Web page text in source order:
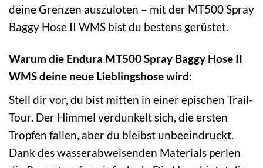
deine Grenzen auszuloten – mit der MT500 Spray
Baggy Hose II WMS bist du bestens gerüstet.
Warum die Endura MT500 Spray Baggy Hose II
WMS deine neue Lieblingshose wird:
Stell dir vor, du bist mitten in einer epischen Trail-
Tour. Der Himmel verdunkelt sich, die ersten
Tropfen fallen, aber du bleibst unbeeindruckt.
Dank des wasserabweisenden Materials perlen